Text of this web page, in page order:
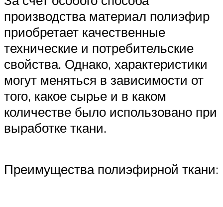
производства материал полиэфир
приобретает качественные
технические и потребительские
свойства. Однако, характеристики
могут меняться в зависимости от
того, какое сырье и в каком
количестве было использовано при
выработке ткани.
Преимущества полиэфирной ткани: